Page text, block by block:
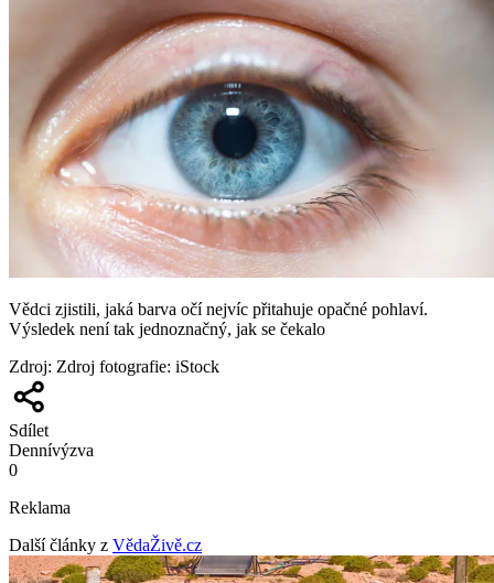
Vědci zjistili, jaká barva očí nejvíc přitahuje opačné pohlaví.
Výsledek není tak jednoznačný, jak se čekalo
Zdroj: Zdroj fotografie: iStock
Sdílet
Dennívýzva
0
Reklama
Další články z VědaŽivě.cz